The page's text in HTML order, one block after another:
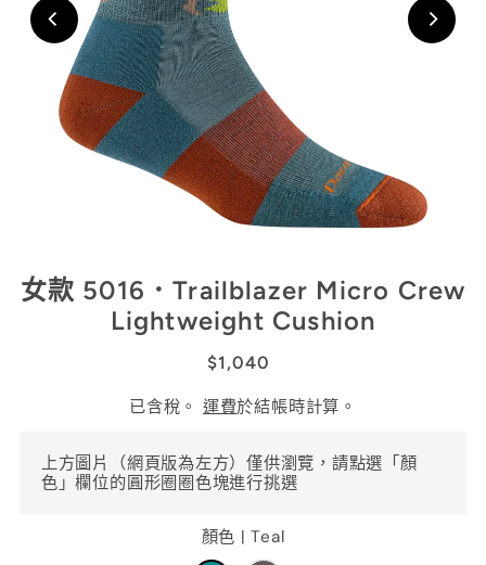
女款 5016．Trailblazer Micro Crew
Lightweight Cushion
$1,040
已含稅。 運費於結帳時計算。
上方圖片（網頁版為左方）僅供瀏覽，請點選「顏
色」欄位的圓形圈圈色塊進行挑選
顏色 |Teal